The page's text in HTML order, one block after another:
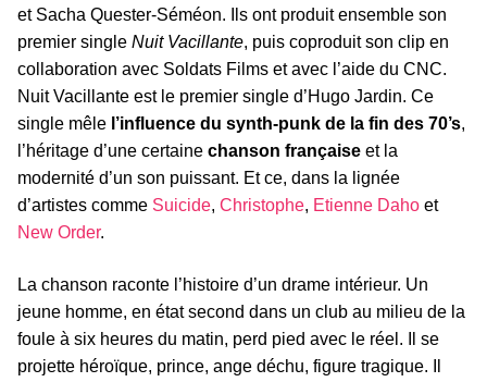
et Sacha Quester-Séméon. Ils ont produit ensemble son
premier single Nuit Vacillante, puis coproduit son clip en
collaboration avec Soldats Films et avec l’aide du CNC.
Nuit Vacillante est le premier single d’Hugo Jardin. Ce
single mêle l’influence du synth-punk de la fin des 70’s,
l’héritage d’une certaine chanson française et la
modernité d’un son puissant. Et ce, dans la lignée
d’artistes comme Suicide, Christophe, Etienne Daho et
New Order.
La chanson raconte l’histoire d’un drame intérieur. Un
jeune homme, en état second dans un club au milieu de la
foule à six heures du matin, perd pied avec le réel. Il se
projette héroïque, prince, ange déchu, figure tragique. Il